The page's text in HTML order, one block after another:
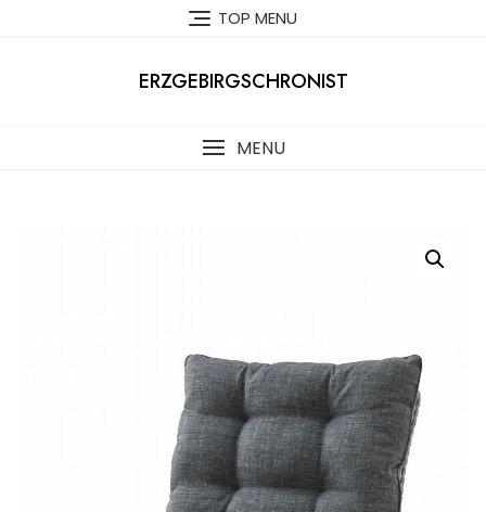
TOP MENU
ERZGEBIRGSCHRONIST
MENU